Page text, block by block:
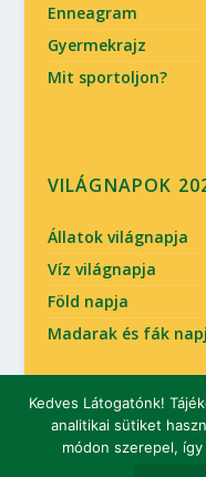
Enneagram
Gyermekrajz
Mit sportoljon?
VILÁGNAPOK
Állatok világnapja
Víz világnapja
Föld napja
Madarak és fák
Tervezte:Elegant
Kedves Látogatónk!
analitikai sütiket
módon szerepel,